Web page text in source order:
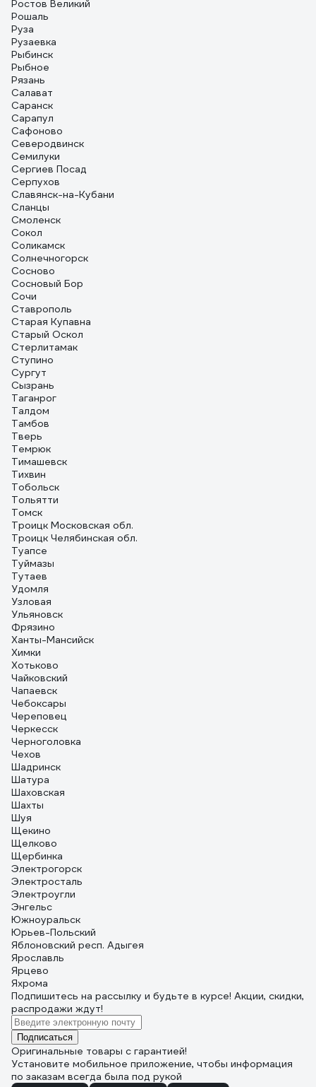
Ростов Великий
Рошаль
Руза
Рузаевка
Рыбинск
Рыбное
Рязань
Салават
Саранск
Сарапул
Сафоново
Северодвинск
Семилуки
Сергиев Посад
Серпухов
Славянск-на-Кубани
Сланцы
Смоленск
Сокол
Соликамск
Солнечногорск
Сосново
Сосновый Бор
Сочи
Ставрополь
Старая Купавна
Старый Оскол
Стерлитамак
Ступино
Сургут
Сызрань
Таганрог
Талдом
Тамбов
Тверь
Темрюк
Тимашевск
Тихвин
Тобольск
Тольятти
Томск
Троицк Московская обл.
Троицк Челябинская обл.
Туапсе
Туймазы
Тутаев
Удомля
Узловая
Ульяновск
Фрязино
Ханты-Мансийск
Химки
Хотьково
Чайковский
Чапаевск
Чебоксары
Череповец
Черкесск
Черноголовка
Чехов
Шадринск
Шатура
Шаховская
Шахты
Шуя
Щекино
Щелково
Щербинка
Электрогорск
Электросталь
Электроугли
Энгельс
Южноуральск
Юрьев-Польский
Яблоновский респ. Адыгея
Ярославль
Ярцево
Яхрома
Подпишитесь на рассылку и будьте в курсе! Акции, скидки,
распродажи ждут!
Подписаться
Оригинальные товары с гарантией!
Установите мобильное приложение, чтобы информация
по заказам всегда была под рукой